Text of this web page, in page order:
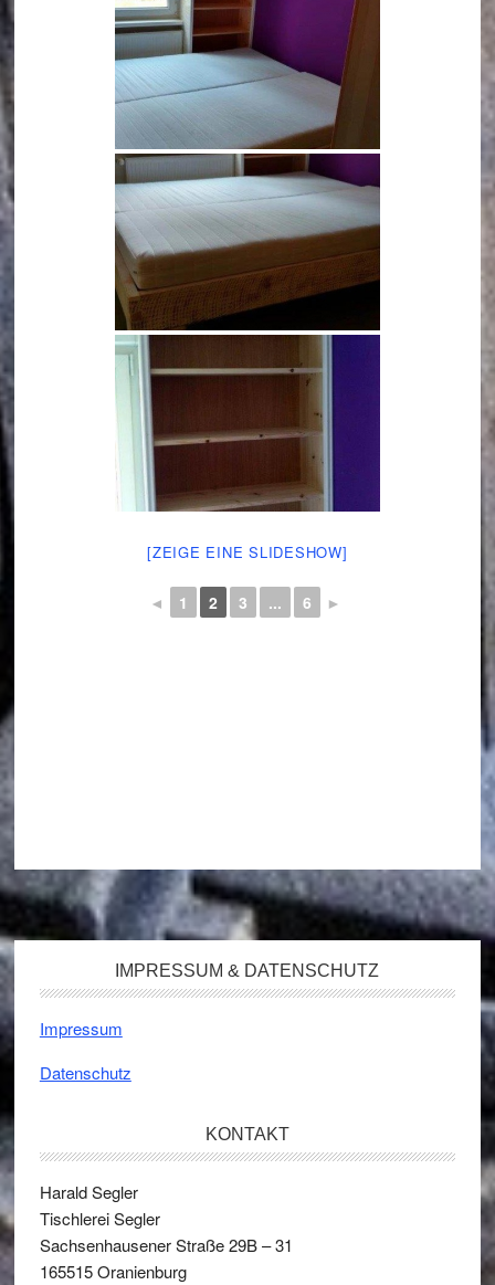
[ZEIGE EINE SLIDESHOW]
◄ 1 2 3 ... 6 ►
IMPRESSUM & DATENSCHUTZ
Impressum
Datenschutz
KONTAKT
Harald Segler
Tischlerei Segler
Sachsenhausener Straße 29B – 31
165515Oranienburg